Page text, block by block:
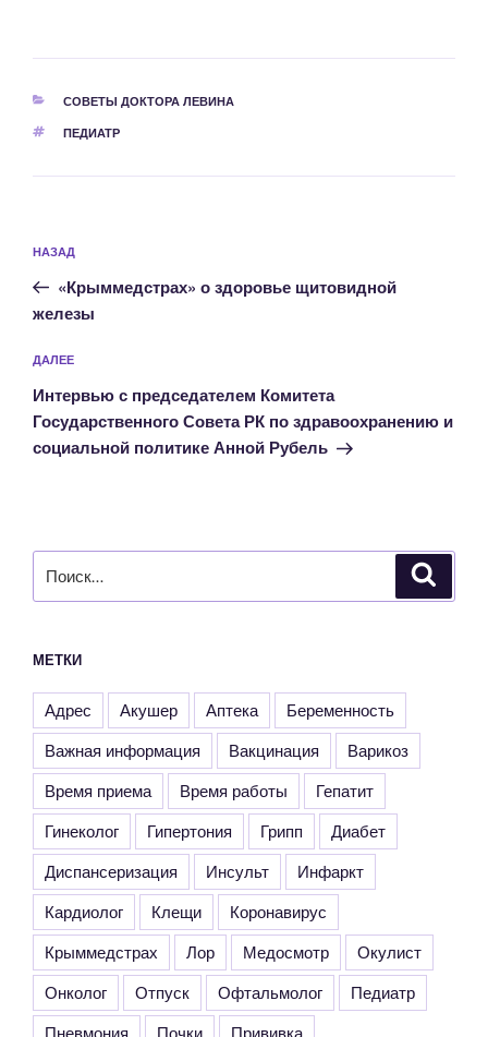
РУБРИКИ
СОВЕТЫ ДОКТОРА ЛЕВИНА
МЕТКИ
ПЕДИАТР
по
записям
Предыдущая
запись:
НАЗАД
«Крыммедстрах» о здоровье щитовидной
железы
Следующая
запись
ДАЛЕЕ
Интервью с председателем Комитета
Государственного Совета РК по здравоохранению и
социальной политике Анной Рубель
МЕТКИ
Адрес Акушер Аптека
Беременность
Важная информация
Вакцинация
Варикоз
Время приема
Время работы
Гепатит
Гинеколог
Гипертония Грипп
Диабет
Диспансеризация
Инсульт
Инфаркт
Кардиолог
Клещи
Коронавирус
Крыммедстрах
Лор Медосмотр
Окулист
Онколог
Отпуск Офтальмолог
Педиатр
Пневмония
Почки
Прививка